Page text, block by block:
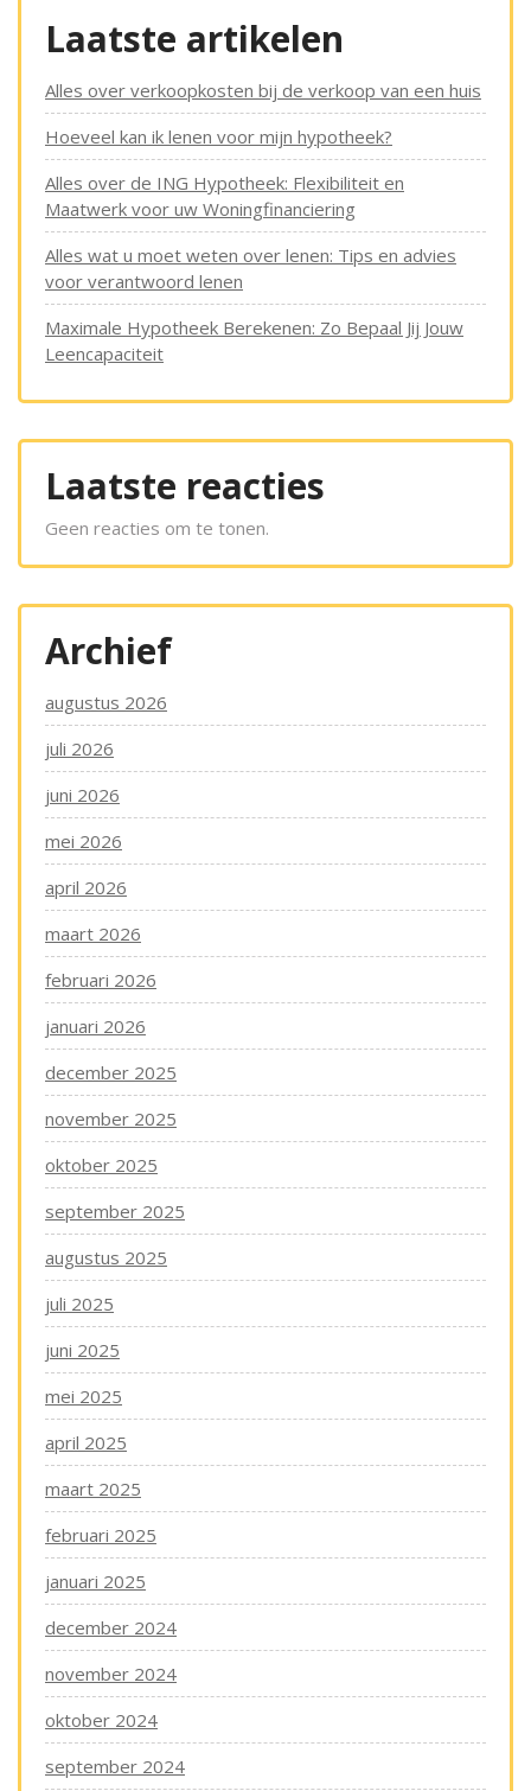
Laatste artikelen
Alles over verkoopkosten bij de verkoop van een huis
Hoeveel kan ik lenen voor mijn hypotheek?
Alles over de ING Hypotheek: Flexibiliteit en
Maatwerk voor uw Woningfinanciering
Alles wat u moet weten over lenen: Tips en advies
voor verantwoord lenen
Maximale Hypotheek Berekenen: Zo Bepaal Jij Jouw
Leencapaciteit
Laatste reacties
Geen reacties om te tonen.
Archief
augustus 2026
juli 2026
juni 2026
mei 2026
april 2026
maart 2026
februari 2026
januari 2026
december 2025
november 2025
oktober 2025
september 2025
augustus 2025
juli 2025
juni 2025
mei 2025
april 2025
maart 2025
februari 2025
januari 2025
december 2024
november 2024
oktober 2024
september 2024